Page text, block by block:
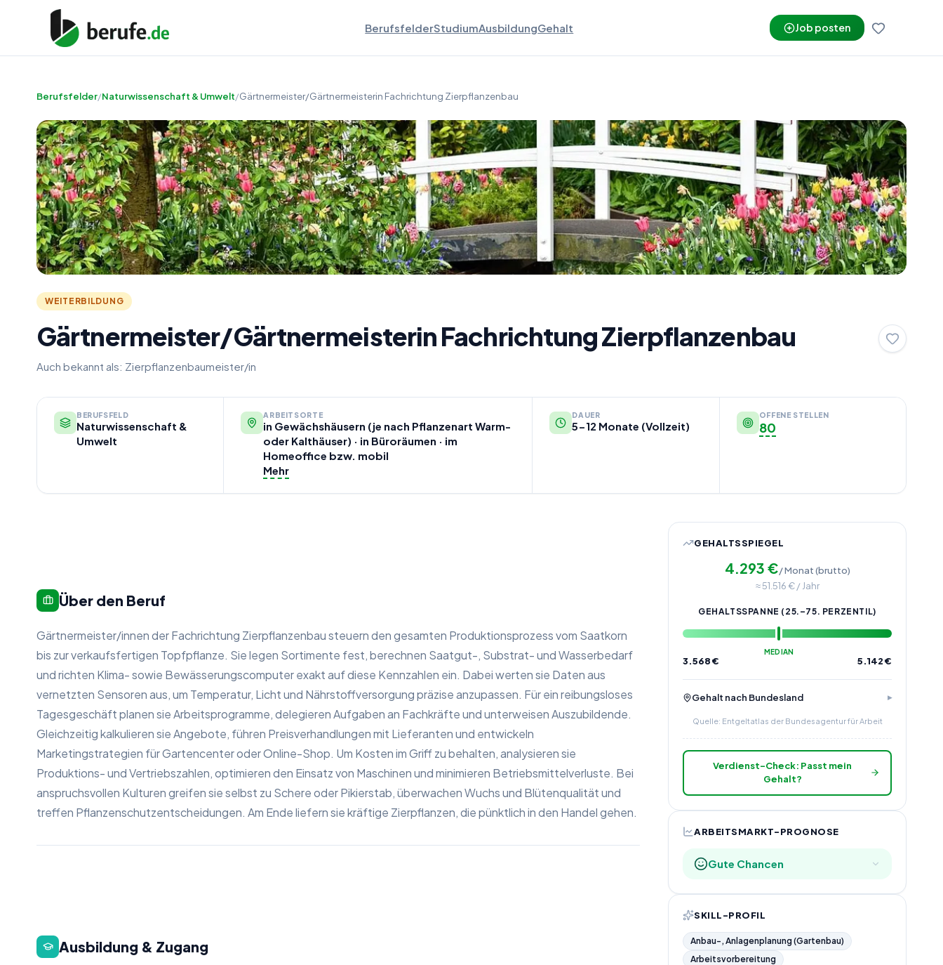
BerufsfelderStudiumAusbildungGehalt Job posten
Berufsfelder/Naturwissenschaft & Umwelt/Gärtnermeister/Gärtnermeisterin Fachrichtung Zierpflanzenbau
WEITERBILDUNG
Gärtnermeister/Gärtnermeisterin Fachrichtung Zierpflanzenbau
Auch bekannt als: Zierpflanzenbaumeister/in
BERUFSFELD
Naturwissenschaft &
Umwelt
ARBEITSORTE
in Gewächshäusern (je nach Pflanzenart Warm-
oder Kalthäuser) · in Büroräumen · im
Homeoffice bzw. mobil
Mehr
DAUER
5-12 Monate (Vollzeit)
OFFENE STELLEN
80
Über den Beruf
Gärtnermeister/innen der Fachrichtung Zierpflanzenbau steuern den gesamten Produktionsprozess vom Saatkorn
bis zur verkaufsfertigen Topfpflanze. Sie legen Sortimente fest, berechnen Saatgut-, Substrat- und Wasserbedarf
und richten Klima- sowie Bewässerungscomputer exakt auf diese Kennzahlen ein. Dabei werten sie Daten aus
vernetzten Sensoren aus, um Temperatur, Licht und Nährstoffversorgung präzise anzupassen. Für ein reibungsloses
Tagesgeschäft planen sie Arbeitsprogramme, delegieren Aufgaben an Fachkräfte und unterweisen Auszubildende.
Gleichzeitig kalkulieren sie Angebote, führen Preisverhandlungen mit Lieferanten und entwickeln
Marketingstrategien für Gartencenter oder Online-Shop. Um Kosten im Griff zu behalten, analysieren sie
Produktions- und Vertriebszahlen, optimieren den Einsatz von Maschinen und minimieren Betriebsmittelverluste. Bei
anspruchsvollen Kulturen greifen sie selbst zu Schere oder Pikierstab, überwachen Wuchs und Blütenqualität und
treffen Pflanzenschutz­entscheidungen. Am Ende liefern sie kräftige Zierpflanzen, die pünktlich in den Handel gehen.
Ausbildung & Zugang
GEHALTSSPIEGEL
4.293 €/ Monat (brutto)
≈51.516€ / Jahr
GEHALTSSPANNE (25.–75. PERZENTIL)
MEDIAN
3.568€ 5.142€
Gehalt nach Bundesland
Quelle: Entgeltatlas der Bundesagentur für Arbeit
Verdienst-Check: Passt mein
Gehalt?
ARBEITSMARKT-PROGNOSE
Gute Chancen
SKILL-PROFIL
Anbau-, Anlagenplanung (Gartenbau)
Arbeitsvorbereitung